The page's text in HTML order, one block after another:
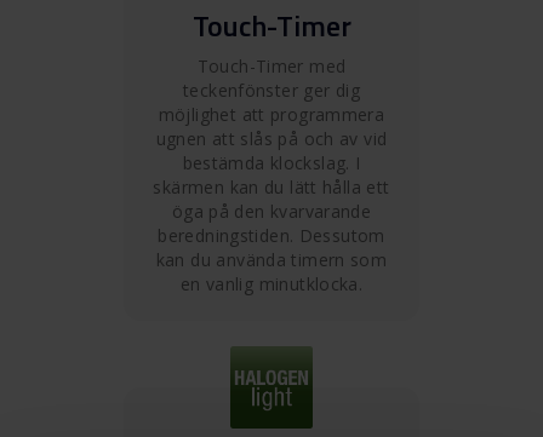
Touch-Timer
Touch-Timer med
teckenfönster ger dig
möjlighet att programmera
ugnen att slås på och av vid
bestämda klockslag. I
skärmen kan du lätt hålla ett
öga på den kvarvarande
beredningstiden. Dessutom
kan du använda timern som
en vanlig minutklocka.